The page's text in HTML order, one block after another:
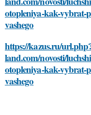
otopleniya-kak-vybrat-
vashego
https://kazus.ru/
land.com/novosti/
otopleniya-kak-vybrat-
vashego